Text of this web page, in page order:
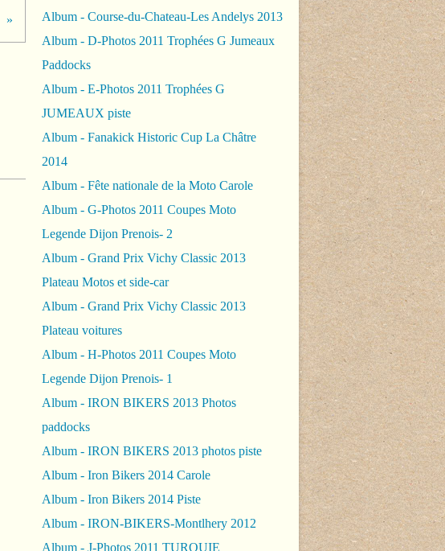
Album - Course-du-Chateau-Les Andelys 2013
Album - D-Photos 2011 Trophées G Jumeaux
Paddocks
Album - E-Photos 2011 Trophées G
JUMEAUX piste
Album - Fanakick Historic Cup La Châtre
2014
Album - Fête nationale de la Moto Carole
Album - G-Photos 2011 Coupes Moto
Legende Dijon Prenois- 2
Album - Grand Prix Vichy Classic 2013
Plateau Motos et side-car
Album - Grand Prix Vichy Classic 2013
Plateau voitures
Album - H-Photos 2011 Coupes Moto
Legende Dijon Prenois- 1
Album - IRON BIKERS 2013 Photos
paddocks
Album - IRON BIKERS 2013 photos piste
Album - Iron Bikers 2014 Carole
Album - Iron Bikers 2014 Piste
Album - IRON-BIKERS-Montlhery 2012
Album - J-Photos 2011 TURQUIE